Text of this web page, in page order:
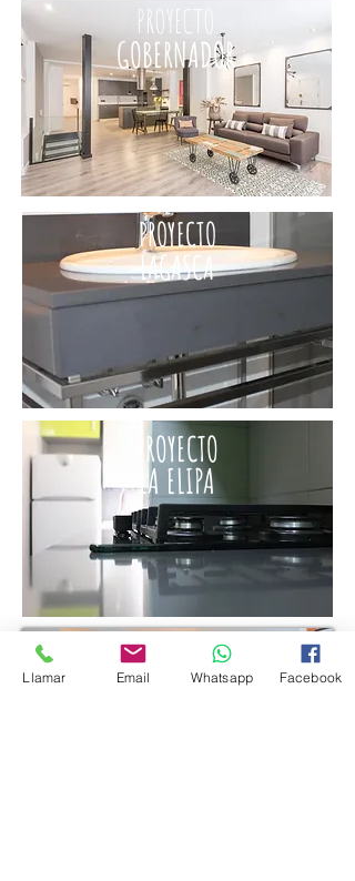
PROYECTO
GOBERNADOR
PROYECTO
LAGASCA
PROYECTO
LA ELIPA
BARCELO
PROYECTO
Llamar Email Whatsapp Facebook